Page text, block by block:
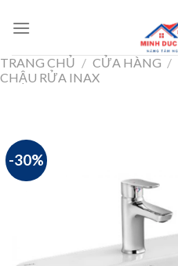
TRANG CHỦ / CỬA HÀNG /
CHẬU RỬA INAX
-30%